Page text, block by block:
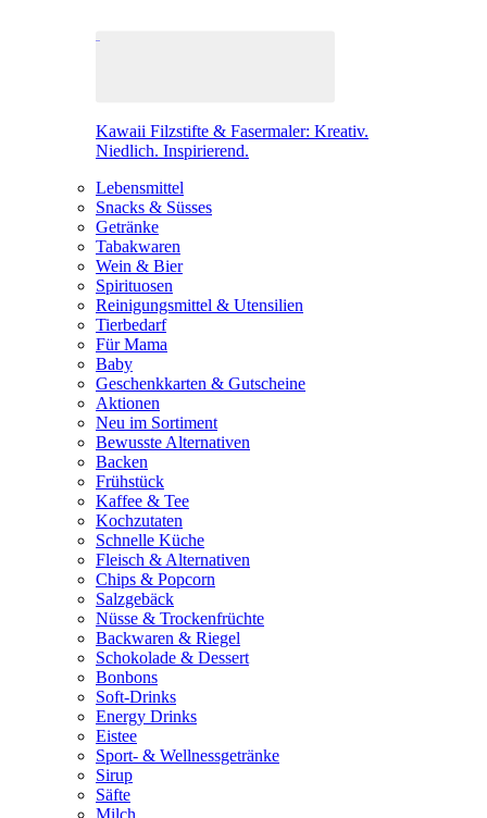
Kawaii Filzstifte & Fasermaler: Kreativ.
Niedlich. Inspirierend.
Lebensmittel
Snacks & Süsses
Getränke
Tabakwaren
Wein & Bier
Spirituosen
Reinigungsmittel & Utensilien
Tierbedarf
Für Mama
Baby
Geschenkkarten & Gutscheine
Aktionen
Neu im Sortiment
Bewusste Alternativen
Backen
Frühstück
Kaffee & Tee
Kochzutaten
Schnelle Küche
Fleisch & Alternativen
Chips & Popcorn
Salzgebäck
Nüsse & Trockenfrüchte
Backwaren & Riegel
Schokolade & Dessert
Bonbons
Soft-Drinks
Energy Drinks
Eistee
Sport- & Wellnessgetränke
Sirup
Säfte
Milch